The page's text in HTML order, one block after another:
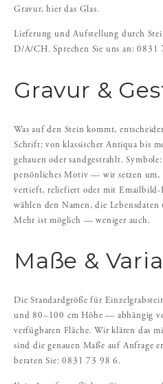
Gravur, hier das Glas.
Lieferung und Aufstellung durch
D/A/CH. Sprechen Sie uns an: 0831
Gravur &
Was auf den Stein kommt,
Schrift: von klassischer Antiqua bis
gehauen oder sandgestrahlt.
persönliches Motiv — wir setzen um,
vertieft, reliefiert oder mit Emailbild-
wählen den Namen, die
Mehr ist möglich — weniger auch.
Maße &
Die Standardgröße für
und 80–100 cm Höhe — abhängig
verfügbaren Fläche. Wir klären das
sind die genauen Maße auf Anfrage
beraten Sie: 0831 73 98 6.